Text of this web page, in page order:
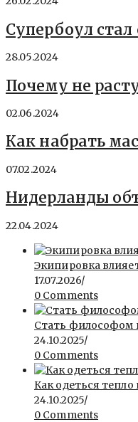
Супербоул
28.05.2024
Почему не
02.06.2024
Как набрать
07.02.2024
Нидерланды
22.04.2024
Экипировка
17.07.2026/
0 Comments
Стать философом
24.10.2025/
0 Comments
Как одеться
24.10.2025/
0 Comments